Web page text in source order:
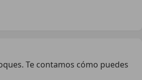
Te contamos cómo puedes